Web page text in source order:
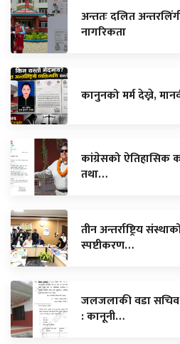
अन्ततः दलित
नागरिकता
कानुनको मर्म देख्ने,
कांग्रेसको ऐतिहासिक
तथा…
तीन अन्तर्राष्ट्रिय
स्पष्टीकरण…
जलजलाकी वडा सचिव
: कानूनी…